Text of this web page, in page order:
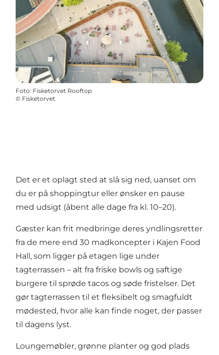
Foto: Fisketorvet Rooftop
© Fisketorvet
Det er et oplagt sted at slå sig ned, uanset om
du er på shoppingtur eller ønsker en pause
med udsigt (åbent alle dage fra kl. 10–20).
Gæster kan frit medbringe deres yndlingsretter
fra de mere end 30 madkoncepter i Kajen Food
Hall, som ligger på etagen lige under
tagterrassen – alt fra friske bowls og saftige
burgere til sprøde tacos og søde fristelser. Det
gør tagterrassen til et fleksibelt og smagfuldt
mødested, hvor alle kan finde noget, der passer
til dagens lyst.
Loungemøbler, grønne planter og god plads